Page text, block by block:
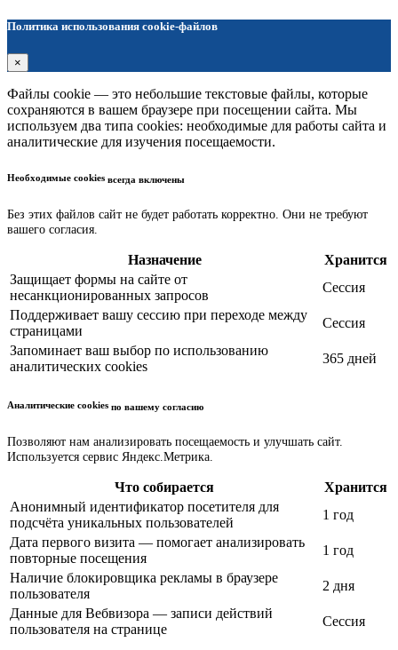
Политика использования cookie-файлов
×
Файлы cookie — это небольшие текстовые файлы, которые
сохраняются в вашем браузере при посещении сайта. Мы
используем два типа cookies: необходимые для работы сайта и
аналитические для изучения посещаемости.
Необходимые cookies всегда включены
Без этих файлов сайт не будет работать корректно. Они не требуют
вашего согласия.
Назначение
Хранится
Защищает формы на сайте от
несанкционированных запросов
Сессия
Поддерживает вашу сессию при переходе между
страницами
Сессия
Запоминает ваш выбор по использованию
аналитических cookies
365 дней
Аналитические cookies по вашему согласию
Позволяют нам анализировать посещаемость и улучшать сайт.
Используется сервис Яндекс.Метрика.
Что собирается
Хранится
Анонимный идентификатор посетителя для
подсчёта уникальных пользователей
1 год
Дата первого визита — помогает анализировать
повторные посещения
1 год
Наличие блокировщика рекламы в браузере
пользователя
2 дня
Данные для Вебвизора — записи действий
пользователя на странице
Сессия